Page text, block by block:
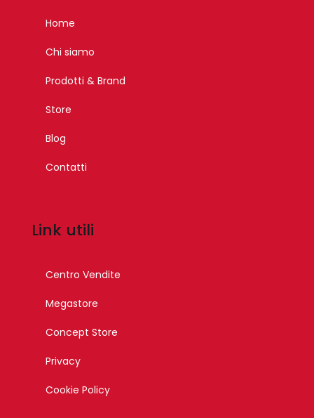
Home
Chi siamo
Prodotti & Brand
Store
Blog
Contatti
Link utili
Centro Vendite
Megastore
Concept Store
Privacy
Cookie Policy